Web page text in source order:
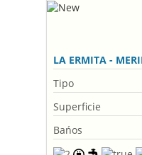
LA ERMITA -
Tipo
Superficie
Bańos